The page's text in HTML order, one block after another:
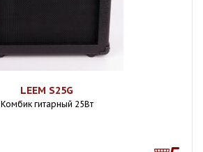
LEEM S25G
Комбик гитарный 25Вт